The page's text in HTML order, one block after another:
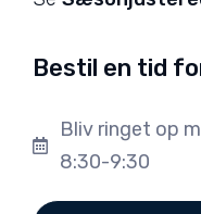
Bestil en tid
Bliv ringet op
8:30-9:30